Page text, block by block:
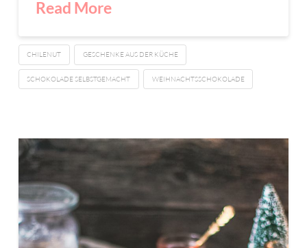
Read More
CHILENUT GESCHENKE AUS DER KÜCHE
SCHOKOLADE SELBSTGEMACHT WEIHNACHTSSCHOKOLADE